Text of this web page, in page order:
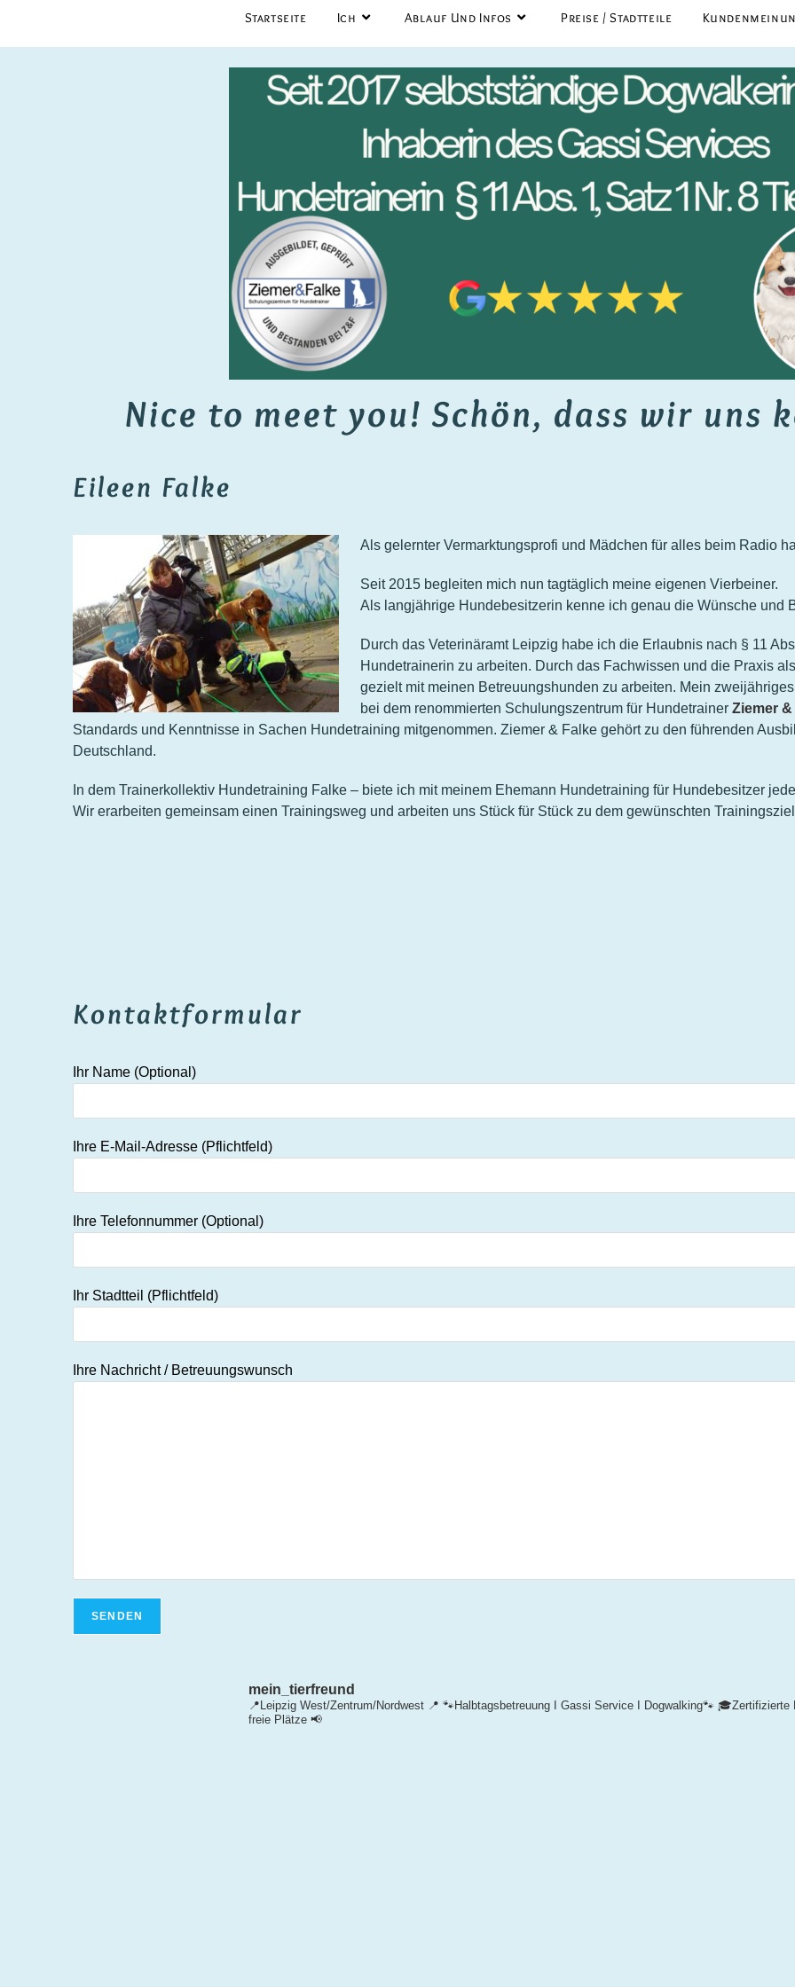
Startseite Ich Ablauf Und Infos Preise / Stadtteile
Nice to meet you! Schön, dass wir uns
Eileen Falke
Als gelernter Vermarktungsprofi und Mädchen für alles beim Radio
Seit 2015 begleiten mich nun tagtäglich meine eigenen Vierbeiner.
Als langjährige Hundebesitzerin kenne ich genau die Wünsche und
Durch das Veterinäramt Leipzig habe ich die Erlaubnis nach § 11
Hundetrainerin zu arbeiten. Durch das Fachwissen und die Praxis
gezielt mit meinen Betreuungshunden zu arbeiten. Mein
bei dem renommierten Schulungszentrum für Hundetrainer Ziemer
Standards und Kenntnisse in Sachen Hundetraining mitgenommen. Ziemer & Falke gehört zu den führenden
Deutschland.
In dem Trainerkollektiv Hundetraining Falke – biete ich mit meinem Ehemann Hundetraining für Hundebesitzer
Wir erarbeiten gemeinsam einen Trainingsweg und arbeiten uns Stück für Stück zu dem gewünschten
Kontaktformular
Ihr Name (Optional)
Ihre E-Mail-Adresse (Pflichtfeld)
Ihre Telefonnummer (Optional)
Ihr Stadtteil (Pflichtfeld)
Ihre Nachricht / Betreuungswunsch
mein_tierfreund
📍Leipzig West/Zentrum/Nordwest 📍 🐾Halbtagsbetreuung I Gassi Service I Dogwalking🐾🎓Zertifizierte
freie Plätze 📢